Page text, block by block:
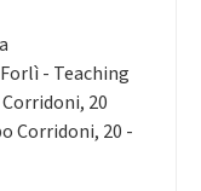
- Teaching
Corridoni, 20
Corridoni, 20 -